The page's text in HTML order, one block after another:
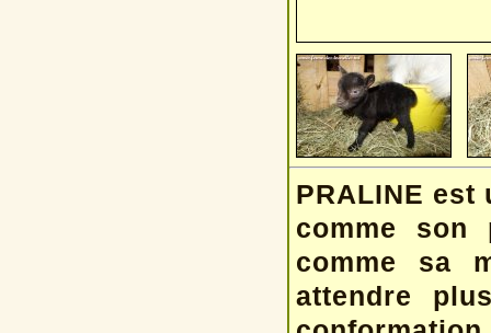
PRALINE
comme son
comme sa
attendre